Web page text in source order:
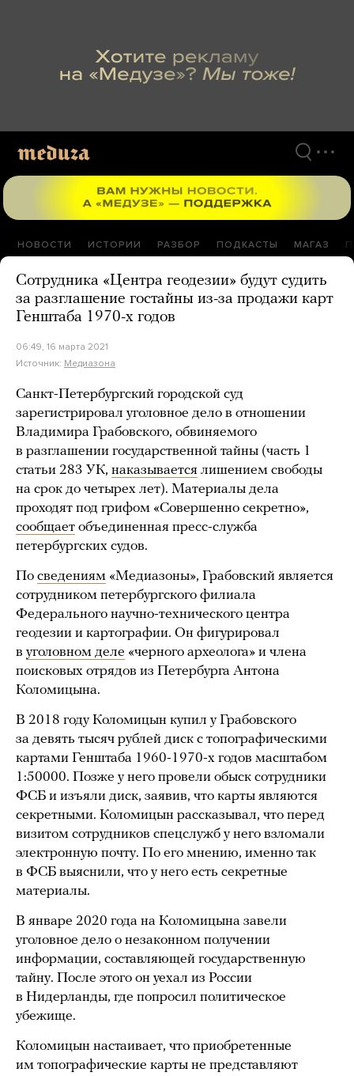
НОВОСТИ ИСТОРИИ РАЗБОР ПОДКАСТЫ МАГАЗ
Сотрудника «Центра геодезии» будут судить
за разглашение гостайны из-за продажи карт
Генштаба 1970-х годов
06:49, 16 марта 2021
Источник: Медиазона
Санкт-Петербургский городской суд
зарегистрировал уголовное дело в отношении
Владимира Грабовского, обвиняемого
в разглашении государственной тайны (часть 1
статьи 283 УК, наказывается лишением свободы
на срок до четырех лет). Материалы дела
проходят под грифом «Совершенно секретно»,
сообщает объединенная пресс-служба
петербургских судов.
По сведениям «Медиазоны», Грабовский является
сотрудником петербургского филиала
Федерального научно-технического центра
геодезии и картографии. Он фигурировал
в уголовном деле «черного археолога» и члена
поисковых отрядов из Петербурга Антона
Коломицына.
В 2018 году Коломицын купил у Грабовского
за девять тысяч рублей диск с топографическими
картами Генштаба 1960-1970-х годов масштабом
1:50000. Позже у него провели обыск сотрудники
ФСБ и изъяли диск, заявив, что карты являются
секретными. Коломицын рассказывал, что перед
визитом сотрудников спецслужб у него взломали
электронную почту. По его мнению, именно так
в ФСБ выяснили, что у него есть секретные
материалы.
В январе 2020 года на Коломицына завели
уголовное дело о незаконном получении
информации, составляющей государственную
тайну. После этого он уехал из России
в Нидерланды, где попросил политическое
убежище.
Коломицын настаивает, что приобретенные
им топографические карты не представляют